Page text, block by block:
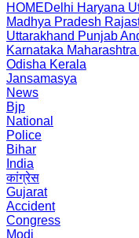
HOMEDelhi Haryana
Madhya Pradesh
Uttarakhand Punjab
Karnataka Maharashtra
Odisha Kerala
Jansamasya
News
Bjp
National
Police
Bihar
India
कांग्रेस
Gujarat
Accident
Congress
Modi